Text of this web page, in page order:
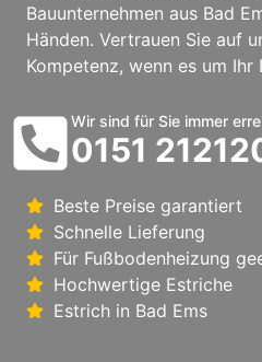
Bauunternehmen aus Bad
Händen. Vertrauen Sie auf
Kompetenz, wenn es um
Wir sind für Sie immer
0151
Beste Preise garantiert
Schnelle Lieferung
Für Fußbodenheizung
Hochwertige Estriche
Estrich in Bad Ems